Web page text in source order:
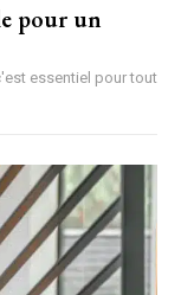
pour un
essentiel pour tout